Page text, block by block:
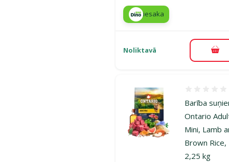
iesaka
Noliktavā
Barība
Ontario
Mini, Lamb
Brown Rice,
2,25 kg